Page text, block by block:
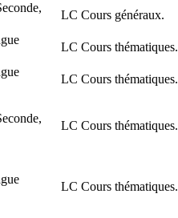
LC Cours généraux.
LC Cours thématiques.
LC Cours thématiques.
LC Cours thématiques.
LC Cours thématiques.